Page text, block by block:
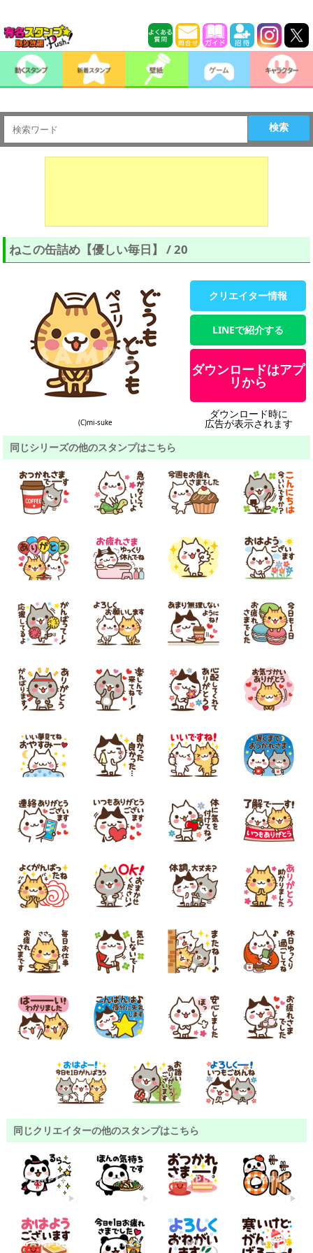
検索
ねこの缶詰め【優しい毎日】 / 20
(C)mi-suke
クリエイター情報
LINEで紹介する
ダウンロードはアプ
リから
ダウンロード時に
広告が表示されます
同じシリーズの他のスタンプはこちら
同じクリエイターの他のスタンプはこちら